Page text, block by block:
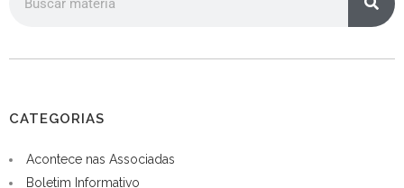
CATEGORIAS
Acontece nas Associadas
Boletim Informativo